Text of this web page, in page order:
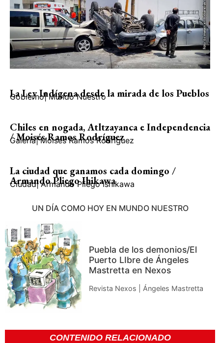
La Ley Indígena desde la mirada de los Pueblos
Gobierno| Mundo Nuestro
Chiles en nogada, Atltzayanca e Independencia
/ Moisés Ramos Rodríguez
Galería| Moisés Ramos Rodríguez
La ciudad que ganamos cada domingo /
Armando Pliego Ihikawa
Ciudad| Armando Pliego Ishikawa
UN DÍA COMO HOY EN MUNDO NUESTRO
Puebla de los demonios/El
Puerto LIbre de Ángeles
Mastretta en Nexos
Revista Nexos | Ángeles Mastretta
CONTENIDO RELACIONADO